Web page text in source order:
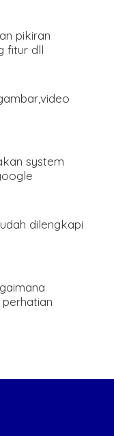
pikiran
fitur dll
system
dilengkapi